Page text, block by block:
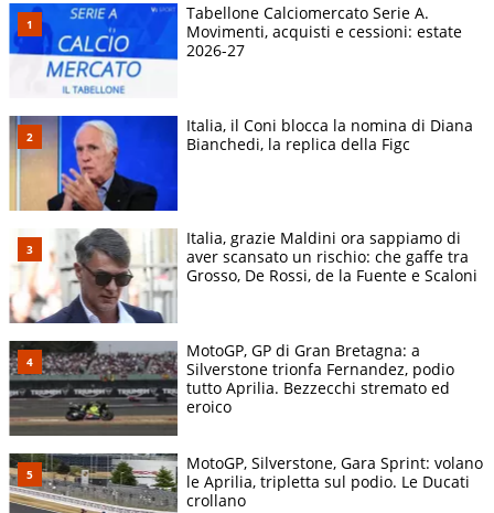
Tabellone Calciomercato Serie A.
Movimenti, acquisti e cessioni: estate
2026-27
Italia, il Coni blocca la nomina di Diana
Bianchedi, la replica della Figc
Italia, grazie Maldini ora sappiamo di
aver scansato un rischio: che gaffe tra
Grosso, De Rossi, de la Fuente e Scaloni
MotoGP, GP di Gran Bretagna: a
Silverstone trionfa Fernandez, podio
tutto Aprilia. Bezzecchi stremato ed
eroico
MotoGP, Silverstone, Gara Sprint: volano
le Aprilia, tripletta sul podio. Le Ducati
crollano